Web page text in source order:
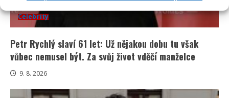
Celebrity
Petr Rychlý slaví 61 let: Už nějakou dobu tu však
vůbec nemusel být. Za svůj život vděčí manželce
9. 8. 2026